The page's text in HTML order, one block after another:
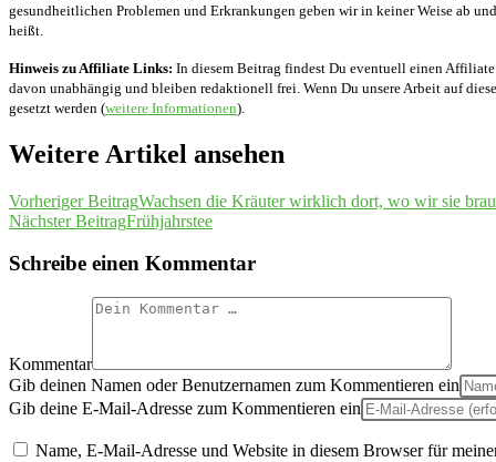
gesundheitlichen Problemen und Erkrankungen geben wir in keiner Weise ab
heißt.
Hinweis zu Affiliate Links: In diesem Beitrag findest Du eventuell einen
davon unabhängig und bleiben redaktionell frei. Wenn Du unsere Arbeit auf
gesetzt werden (weitere Informationen).
Weitere Artikel ansehen
Vorheriger BeitragWachsen die Kräuter wirklich dort, wo wir sie
Nächster BeitragFrühjahrstee
Schreibe einen Kommentar
Kommentar
Gib deinen Namen oder Benutzernamen zum Kommentieren ein
Gib deine E-Mail-Adresse zum Kommentieren ein
Name, E-Mail-Adresse und Website in diesem Browser für